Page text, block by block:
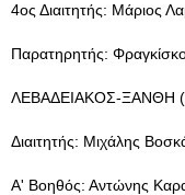
4ος Διαιτητής: Μάριος
Παρατηρητής:
ΛΕΒΑΔΕΙΑΚΟΣ-ΞΑΝΘΗ
Διαιτητής: Μιχάλης
Α' Βοηθός: Αντώνης